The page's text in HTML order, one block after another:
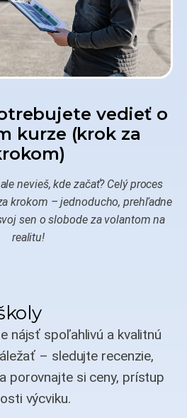
vedieť o
kurze (krok za
nevieš, kde začať? Celý proces
krokom – jednoducho, prehľadne
sen o slobode za volantom na
realitu!
nájsť spoľahlivú a kvalitnú
– sledujte recenzie,
porovnajte si ceny, prístup
výcviku.